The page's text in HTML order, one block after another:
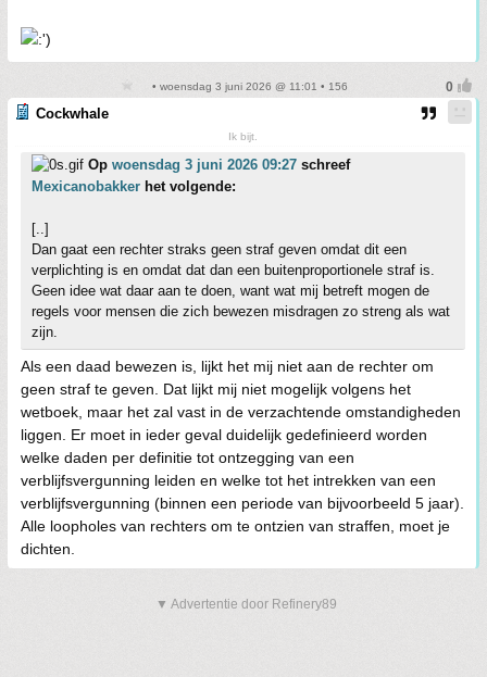
• woensdag 3 juni 2026 @ 11:01 • 156
Cockwhale
Ik bijt.
Op woensdag 3 juni 2026 09:27 schreef
Mexicanobakker het volgende:
[..]
Dan gaat een rechter straks geen straf geven omdat dit een
verplichting is en omdat dat dan een buitenproportionele straf is.
Geen idee wat daar aan te doen, want wat mij betreft mogen de
regels voor mensen die zich bewezen misdragen zo streng als wat
zijn.
Als een daad bewezen is, lijkt het mij niet aan de rechter om
geen straf te geven. Dat lijkt mij niet mogelijk volgens het
wetboek, maar het zal vast in de verzachtende omstandigheden
liggen. Er moet in ieder geval duidelijk gedefinieerd worden
welke daden per definitie tot ontzegging van een
verblijfsvergunning leiden en welke tot het intrekken van een
verblijfsvergunning (binnen een periode van bijvoorbeeld 5 jaar).
Alle loopholes van rechters om te ontzien van straffen, moet je
dichten.
▼ Advertentie door Refinery89